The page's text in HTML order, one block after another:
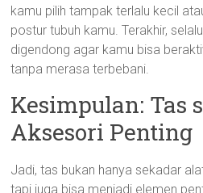
kamu pilih tampak terlalu kecil
postur tubuh kamu. Terakhir,
digendong agar kamu bisa
tanpa merasa terbebani.
Kesimpulan: Tas
Aksesori Penting
Jadi, tas bukan hanya sekadar
tapi juga bisa menjadi elemen